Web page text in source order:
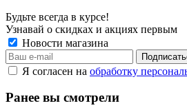
Будьте всегда в курсе!
Узнавай о скидках и акциях первым
Новости магазина
Я согласен на обработку
Ранее вы смотрели